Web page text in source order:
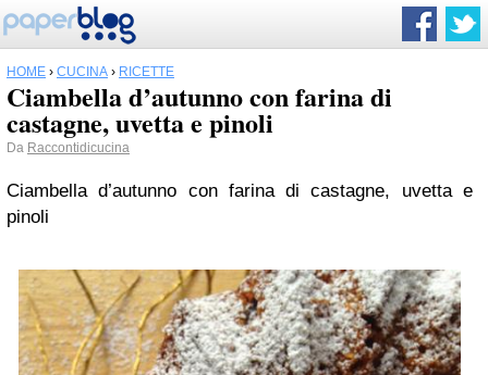
HOME › CUCINA › RICETTE
Ciambella d’autunno con farina di
castagne, uvetta e pinoli
Da Raccontidicucina
Ciambella d’autunno con farina di castagne, uvetta e
pinoli